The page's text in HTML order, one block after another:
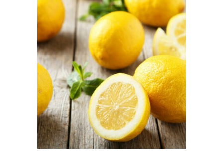
Citron
Les citrons cultivés au Maroc prospèrent dans le
climat doux et chaud et sont l'un des produits
vedettes du pays. La saveur juteuse et acidulée
est à la fois rafraîchissante et légère qui se
marie particulièrement bien avec l'amande,
l'abricot, la noix de coco et la vanille.